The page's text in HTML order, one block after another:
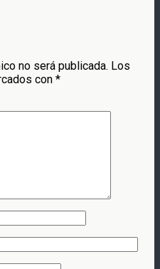
no será publicada. Los
con *